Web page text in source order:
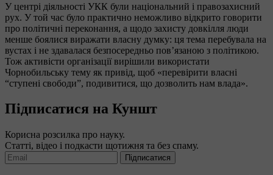
У центрі діяльності УКК були національний і правозахисний
рух. У той час було практично неможливо відкрито говорити
про політичні переконання, а щодо захисту довкілля люди
менше боялися виражати власну думку: ця тема перебувала на
вустах і не здавалася безпосередньо пов’язаною з політикою.
Тож активісти організації вирішили використати
Чорнобильську тему як привід, щоб «перевірити власні
“ступені свободи”, подивитися, що дозволить нам влада».
Підписатися на Куншт
Корисна розсилка про науку.
Статті, відео і подкасти щотижня та без спаму.
Підписатися